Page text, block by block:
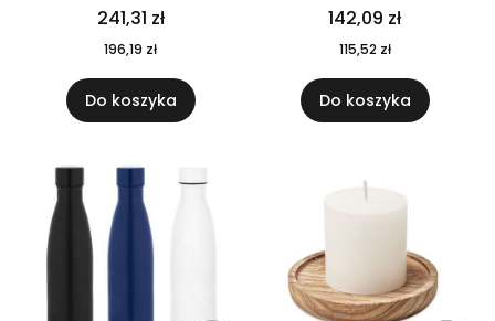
241,31 zł
196,19 zł
Do koszyka
142,09 zł
115,52 zł
Do koszyka